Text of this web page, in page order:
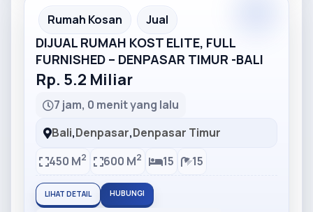
Partner Ad
Rumah Kosan Jual
DIJUAL RUMAH KOST ELITE, FULL
FURNISHED – DENPASAR TIMUR -BALI
Rp. 5.2 Miliar
7 jam, 0 menit yang lalu
Bali,Denpasar,Denpasar Timur
450 M2 600 M2 15 15
LIHAT DETAIL HUBUNGI